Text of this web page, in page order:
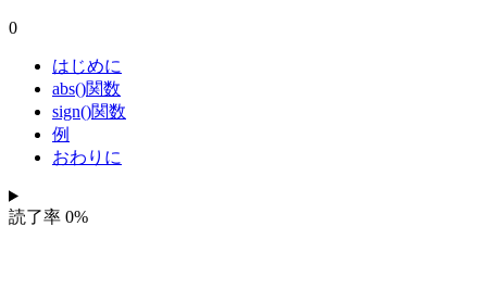
0
はじめに
abs()関数
sign()関数
例
おわりに
読了率 0%